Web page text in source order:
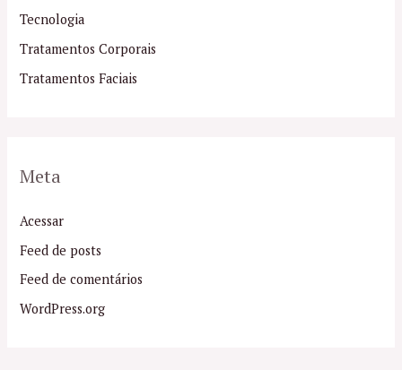
Tecnologia
Tratamentos Corporais
Tratamentos Faciais
Meta
Acessar
Feed de posts
Feed de comentários
WordPress.org